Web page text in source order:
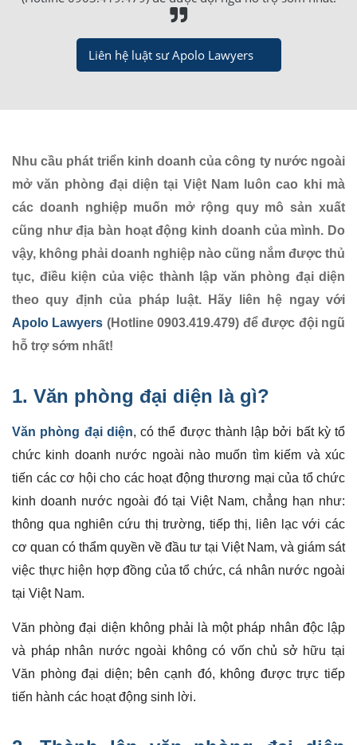
Liên hệ luật sư Apolo Lawyers
Nhu cầu phát triển kinh doanh của công ty nước ngoài
mở văn phòng đại diện tại Việt Nam luôn cao khi mà
các doanh nghiệp muốn mở rộng quy mô sản xuất
cũng như địa bàn hoạt động kinh doanh của mình. Do
vậy, không phải doanh nghiệp nào cũng nắm được thủ
tục, điều kiện của việc thành lập văn phòng đại diện
theo quy định của pháp luật. Hãy liên hệ ngay với
Apolo Lawyers (Hotline 0903.419.479) để được đội ngũ
hỗ trợ sớm nhất!
1. Văn phòng đại diện là gì?
Văn phòng đại diện, có thể được thành lập bởi bất kỳ tổ
chức kinh doanh nước ngoài nào muốn tìm kiếm và xúc
tiến các cơ hội cho các hoạt động thương mại của tổ chức
kinh doanh nước ngoài đó tại Việt Nam, chẳng hạn như:
thông qua nghiên cứu thị trường, tiếp thị, liên lạc với các
cơ quan có thẩm quyền về đầu tư tại Việt Nam, và giám sát
việc thực hiện hợp đồng của tổ chức, cá nhân nước ngoài
tại Việt Nam.
Văn phòng đại diện không phải là một pháp nhân độc lập
và pháp nhân nước ngoài không có vốn chủ sở hữu tại
Văn phòng đại diện; bên cạnh đó, không được trực tiếp
tiến hành các hoạt động sinh lời.